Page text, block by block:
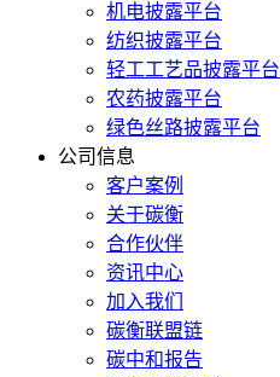
机电披露平台
纺织披露平台
轻工工艺品披露平台
农药披露平台
绿色丝路披露平台
公司信息
客户案例
关于碳衡
合作伙伴
资讯中心
加入我们
碳衡联盟链
碳中和报告